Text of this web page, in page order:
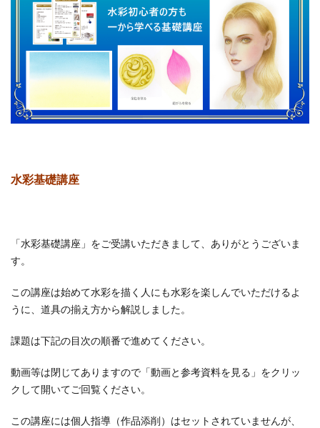
水彩基礎講座
「水彩基礎講座」をご受講いただきまして、ありがとうございま
す。
この講座は始めて水彩を描く人にも水彩を楽しんでいただけるよ
うに、道具の揃え方から解説しました。
課題は下記の目次の順番で進めてください。
動画等は閉じてありますので「動画と参考資料を見る」をクリッ
クして開いてご回覧ください。
この講座には個人指導（作品添削）はセットされていませんが、